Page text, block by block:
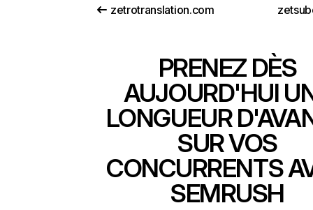
zetrotranslation.com
PRENEZ DÈS
AUJOURD'HUI
LONGUEUR
SUR VOS
CONCURRENTS
SEMRUSH